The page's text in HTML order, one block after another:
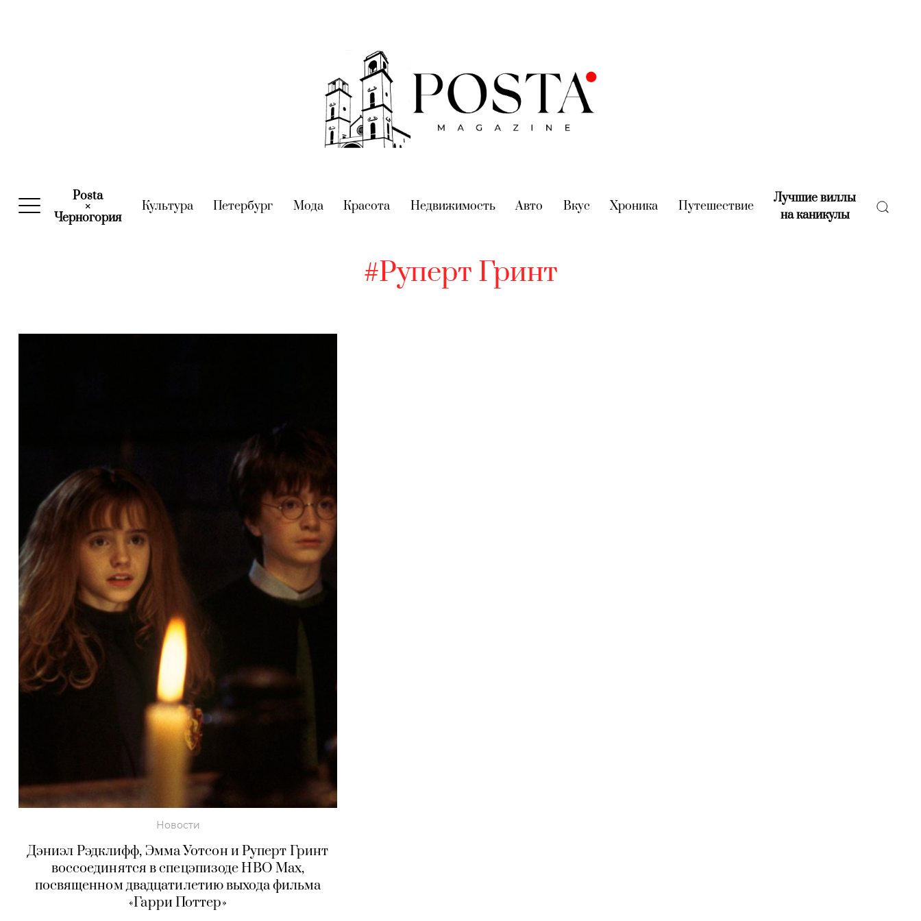
Posta
×
Черногория(current)
Культура(current)
Петербург (current)
Мода(current)
Красота (current)
Недвижимость(current)
Авто (current)
Вкус (current)
Хроника (current)
Путешествие(current)
Лучшие виллы
на каникулы(current)
#Руперт Гринт
Новости
Дэниэл Рэдклифф, Эмма Уотсон и Руперт Гринт
воссоединятся в спецэпизоде HBO Max,
посвященном двадцатилетию выхода фильма
«Гарри Поттер»